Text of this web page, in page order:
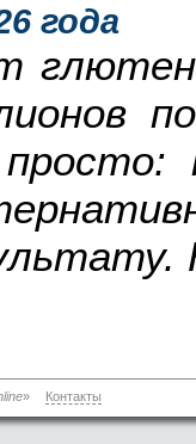
года
» Контакты